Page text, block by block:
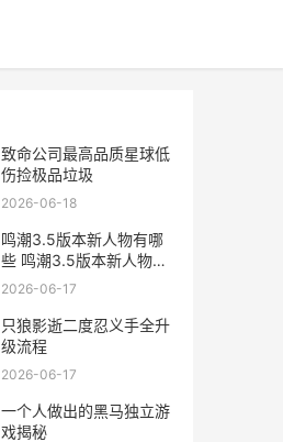
致命公司最高品质星球低
伤捡极品垃圾
2026-06-18
鸣潮3.5版本新人物有哪
些 鸣潮3.5版本新人物概
括 潮鸣弦是什么技能
2026-06-17
只狼影逝二度忍义手全升
级流程
2026-06-17
一个人做出的黑马独立游
戏揭秘